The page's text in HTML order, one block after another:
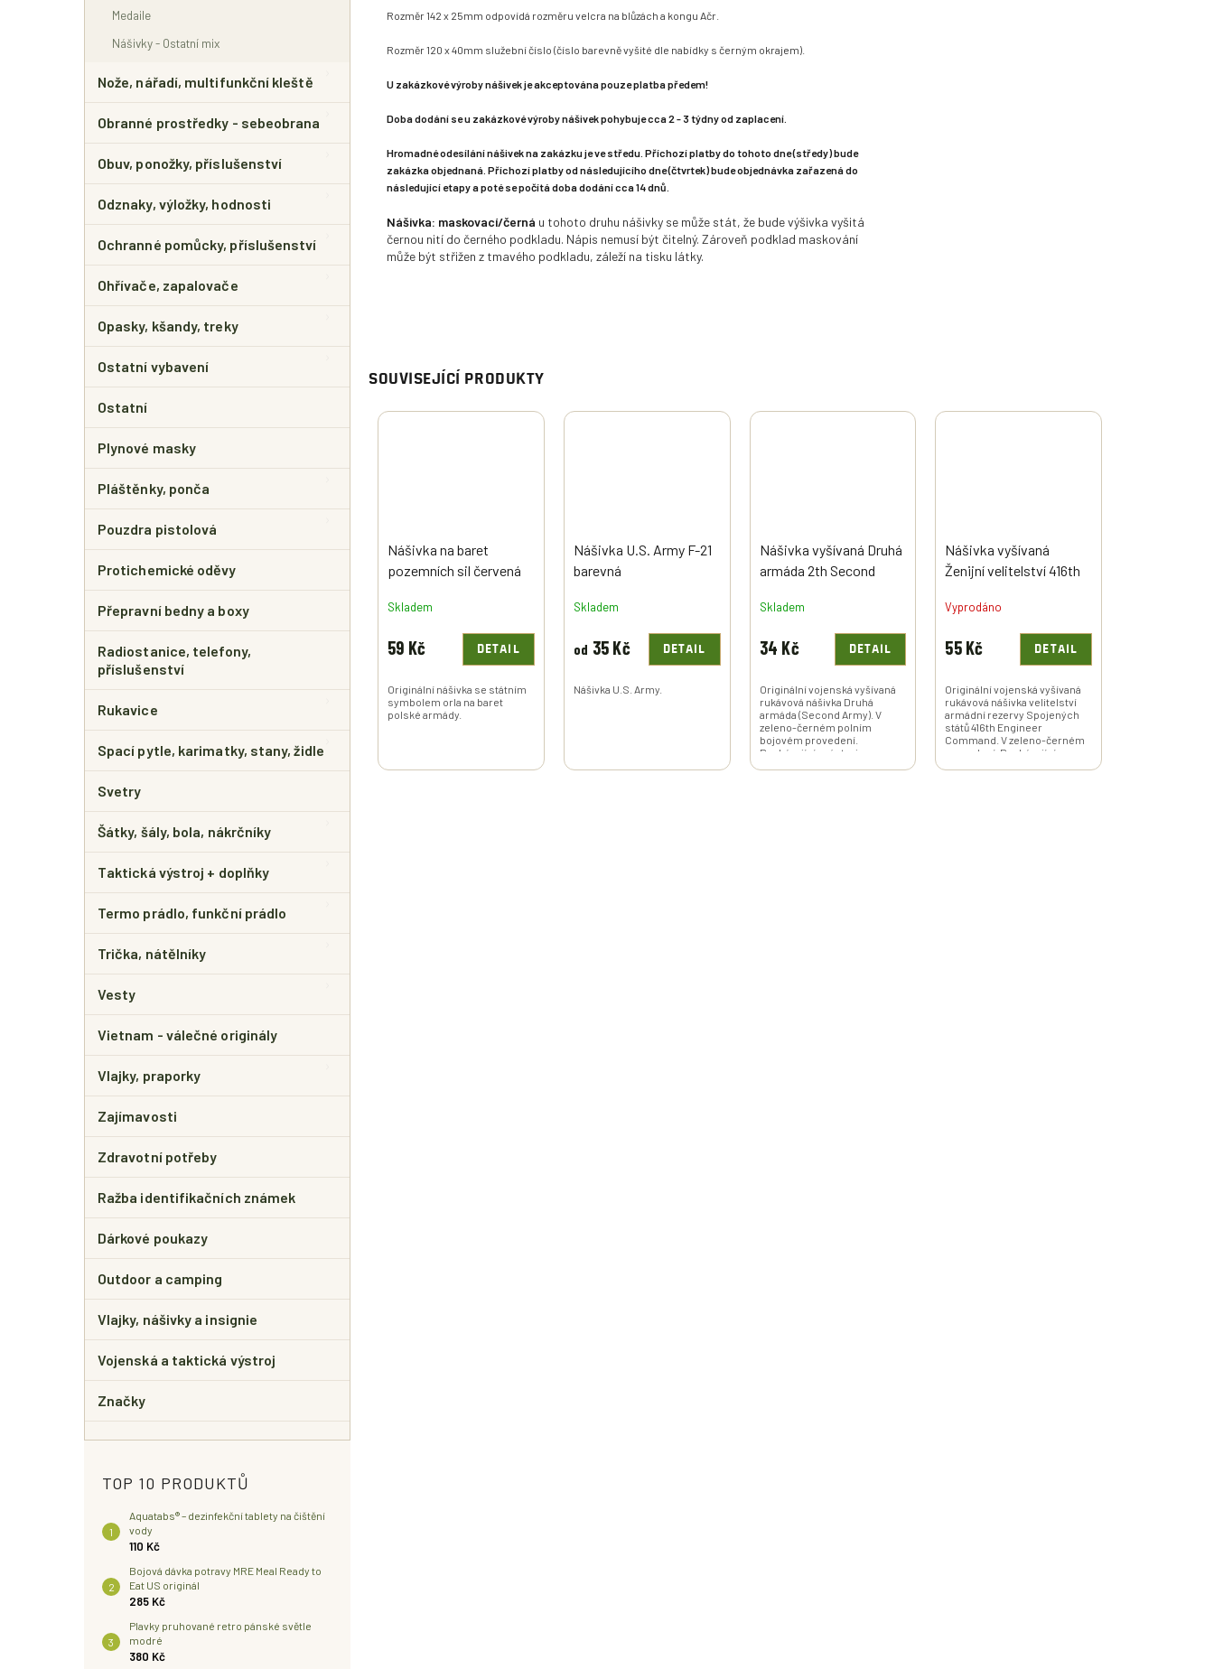
Medaile
Nášivky - Ostatní mix
Nože, nářadí, multifunkční kleště
Obranné prostředky - sebeobrana
Obuv, ponožky, příslušenství
Odznaky, výložky, hodnosti
Ochranné pomůcky, příslušenství
Ohřívače, zapalovače
Opasky, kšandy, treky
Ostatní vybavení
Ostatní
Plynové masky
Pláštěnky, ponča
Pouzdra pistolová
Protichemické oděvy
Přepravní bedny a boxy
Radiostanice, telefony,
příslušenství
Rukavice
Spací pytle, karimatky, stany, židle
Svetry
Šátky, šály, bola, nákrčníky
Taktická výstroj + doplňky
Termo prádlo, funkční prádlo
Trička, nátělníky
Vesty
Vietnam - válečné originály
Vlajky, praporky
Zajímavosti
Zdravotní potřeby
Ražba identifikačních známek
Dárkové poukazy
Outdoor a camping
Vlajky, nášivky a insignie
Vojenská a taktická výstroj
Značky
TOP 10 PRODUKTŮ
Aquatabs® – dezinfekční tablety na čištění
vody
110 Kč
Bojová dávka potravy MRE Meal Ready to
Eat US originál
285 Kč
Plavky pruhované retro pánské světle
modré
380 Kč
SOUVISEJÍCÍ PRODUKTY
Nášivka na baret
pozemních sil červená
originál
Skladem
59 Kč DETAIL
Originální nášivka se státním
symbolem orla na baret
polské armády.
Nášivka U.S. Army F-21
barevná
Skladem
od 35 Kč DETAIL
Nášivka U.S. Army.
Nášivka vyšívaná Druhá
armáda 2th Second
Skladem
34 Kč DETAIL
Originální vojenská vyšívaná
rukávová nášivka Druhá
armáda (Second Army). V
zeleno-černém polním
bojovém provedení.
Pocházející z výstroje
Nášivka vyšívaná
Ženijní velitelství 416th
originál
Vyprodáno
55 Kč DETAIL
Originální vojenská vyšívaná
rukávová nášivka velitelství
armádní rezervy Spojených
států 416th Engineer
Command. V zeleno-černém
provedení. Pocházející z
Rozměr 142 x 25mm odpovídá rozměru velcra na blůzách a kongu Ačr.
Rozměr 120 x 40mm služební číslo (číslo barevně vyšité dle nabídky s černým okrajem).
U zakázkové výroby nášivek je akceptována pouze platba předem!
Doba dodání se u zakázkové výroby nášivek pohybuje cca 2 - 3 týdny od zaplacení.
Hromadné odesílání nášivek na zakázku je ve středu. Příchozí platby do tohoto dne (středy) bude
zakázka objednaná. Příchozí platby od následujícího dne (čtvrtek) bude objednávka zařazená do
následující etapy a poté se počítá doba dodání cca 14 dnů.
Nášivka: maskovací/černá u tohoto druhu nášivky se může stát, že bude výšivka vyšitá
černou nití do černého podkladu. Nápis nemusí být čitelný. Zároveň podklad maskování
může být střižen z tmavého podkladu, záleží na tisku látky.